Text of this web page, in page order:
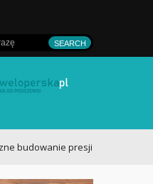
w
granicą
budowanie presji w reklamach